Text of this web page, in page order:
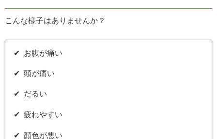
こんな様子はありませんか？
✔︎ お腹が痛い
✔︎ 頭が痛い
✔︎ だるい
✔︎ 疲れやすい
✔︎ 顔色が悪い